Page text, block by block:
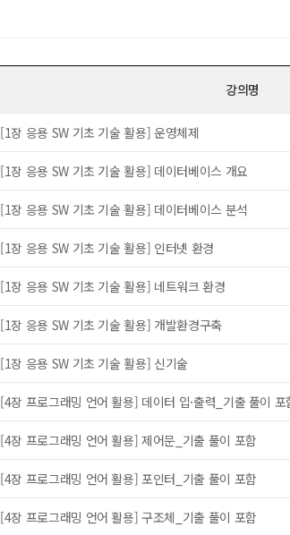
강의명
[1장 응용 SW 기초 기술 활용] 운영체제
[1장 응용 SW 기초 기술 활용] 데이터베이스 개요
[1장 응용 SW 기초 기술 활용] 데이터베이스 분석
[1장 응용 SW 기초 기술 활용] 인터넷 환경
[1장 응용 SW 기초 기술 활용] 네트워크 환경
[1장 응용 SW 기초 기술 활용] 개발환경구축
[1장 응용 SW 기초 기술 활용] 신기술
[4장 프로그래밍 언어 활용] 데이터 입·출력_기출 풀이 포
[4장 프로그래밍 언어 활용] 제어문_기출 풀이 포함
[4장 프로그래밍 언어 활용] 포인터_기출 풀이 포함
[4장 프로그래밍 언어 활용] 구조체_기출 풀이 포함